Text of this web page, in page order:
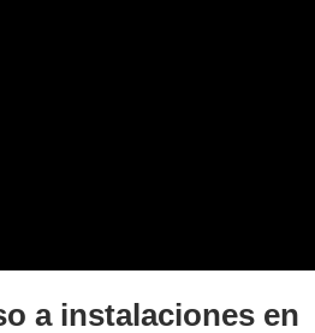
a instalaciones en